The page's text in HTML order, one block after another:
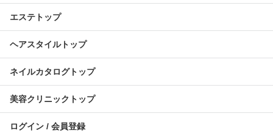
エステトップ
ヘアスタイルトップ
ネイルカタログトップ
美容クリニックトップ
ログイン / 会員登録